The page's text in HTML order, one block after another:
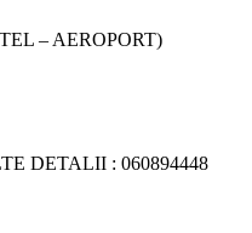
– AEROPORT)
DETALII : 060894448